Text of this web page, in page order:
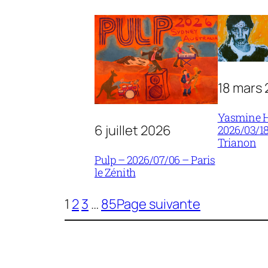
6 juillet 2026
Pulp – 2026/07/06 – Paris
le Zénith
18 mars
Yasmine
2026/03/
Trianon
1 23 … 85Page suivante